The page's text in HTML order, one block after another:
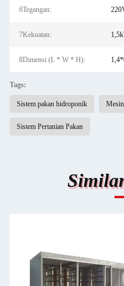
6Tegangan:
7Kekuatan:
8Dimensi (L * W * H):
Tags:
Sistem pakan hidroponik
Sistem Pertanian Pakan